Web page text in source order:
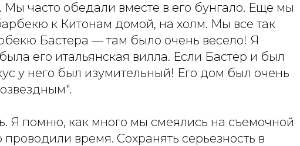
часто обедали вместе в его бунгало. Еще мы
к Китонам домой, на холм. Мы все так
Бастера — там было очень весело! Я
его итальянская вилла. Если Бастер и был
у него был изумительный! Его дом был очень
Я помню, как много мы смеялись на съемочной
время. Сохранять серьезность в